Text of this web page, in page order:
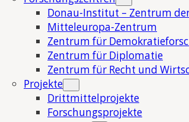
Donau-Institut – Zentrum
Mitteleuropa-Zentrum
Zentrum für
Zentrum für Diplomatie
Zentrum für Recht und
Projekte
Drittmittelprojekte
Forschungsprojekte